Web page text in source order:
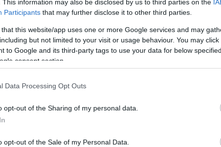
This information may also be disclosed by us to third parties on the
Participants that may further disclose it to other third parties.
that this website/app uses one or more Google services and may
but not limited to your visit or usage behaviour. You may
to Google and its third-party tags to use your data for below
consent section.
Data Processing Opt Outs
opt-out of the Sharing of my personal data.
opt-out of the Sale of my Personal Data.
növények itt könnyen találnak maguknak
estékért
látva egy nagy kertben érezzük magunkatA
és nagyon sok zöld együtteseÉrdekes megoldás
Szemet gyönyörködtető a sok-sok növény
pihenőhely és rengeteg zöld: ez pont
klasszikus
hatás